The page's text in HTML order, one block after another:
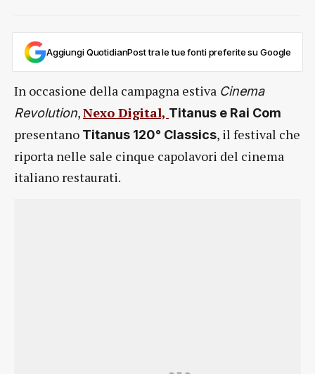
Aggiungi QuotidianPost tra le tue fonti preferite su Google
In occasione della campagna estiva Cinema
Revolution,Nexo Digital, Titanus e Rai Com
presentano Titanus 120° Classics, il festival che
riporta nelle sale cinque capolavori del cinema
italiano restaurati.